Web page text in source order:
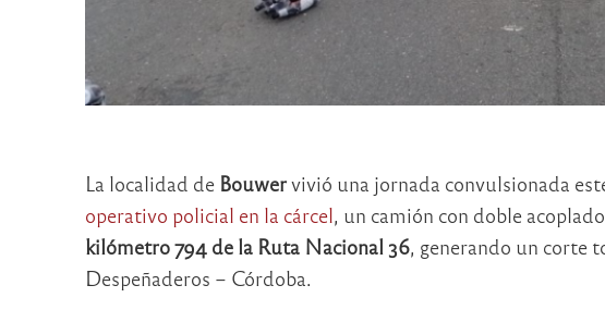
La localidad de Bouwervivió una jornada convulsionada
operativo policial en la cárcel, un camión con doble
kilómetro 794 de la Ruta Nacional 36, generando un corte
Despeñaderos – Córdoba.